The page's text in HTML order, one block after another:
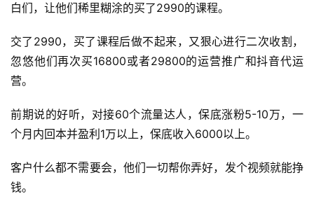
创
资
源
会
员
区
白们，让他们稀里糊涂的买了2990的课程。
交了2990，买了课程后做不起来，又狠心进行二次收割，
忽悠他们再次买16800或者29800的运营推广和抖音代运
营。
前期说的好听，对接60个流量达人，保底涨粉5-10万，一
个月内回本并盈利1万以上，保底收入6000以上。
客户什么都不需要会，他们一切帮你弄好，发个视频就能挣
钱。